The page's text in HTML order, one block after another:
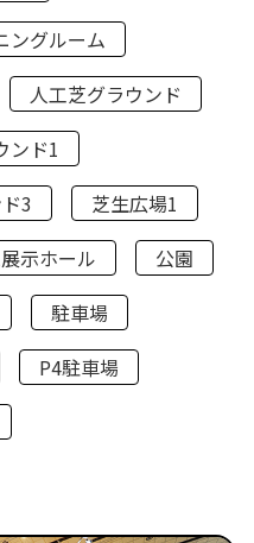
ングルーム
人工芝グラウンド
ンド1
3
芝生広場1
示ホール
公園
駐車場
P4駐車場